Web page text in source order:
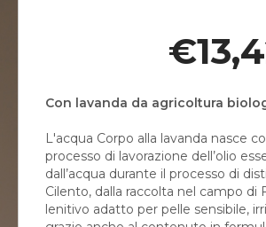
Con lavanda da agricoltura
L'acqua Corpo alla lavanda nasce
processo di lavorazione dell’olio
dall’acqua durante il processo di
Cilento, dalla raccolta nel campo di
lenitivo adatto per pelle sensibile,